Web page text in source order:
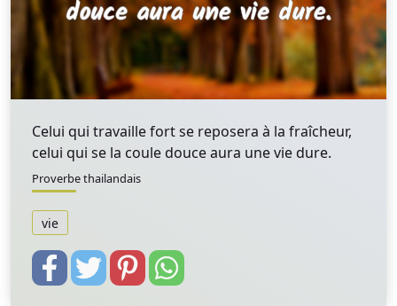
Celui qui travaille fort se reposera à la fraîcheur,
celui qui se la coule douce aura une vie dure.
Proverbe thailandais
vie